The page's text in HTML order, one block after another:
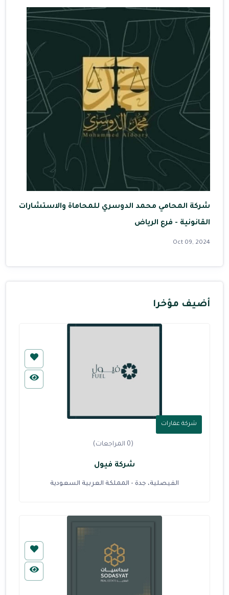
شركة المحامي محمد الدوسري للمحاماة والاستشارات
القانونية - فرع الرياض
Oct 09, 2024
أضيف مؤخرا
شركة عقارات
(0 المراجعات)
شركة فيول
الفيصلية، جدة - المملكة العربية السعودية